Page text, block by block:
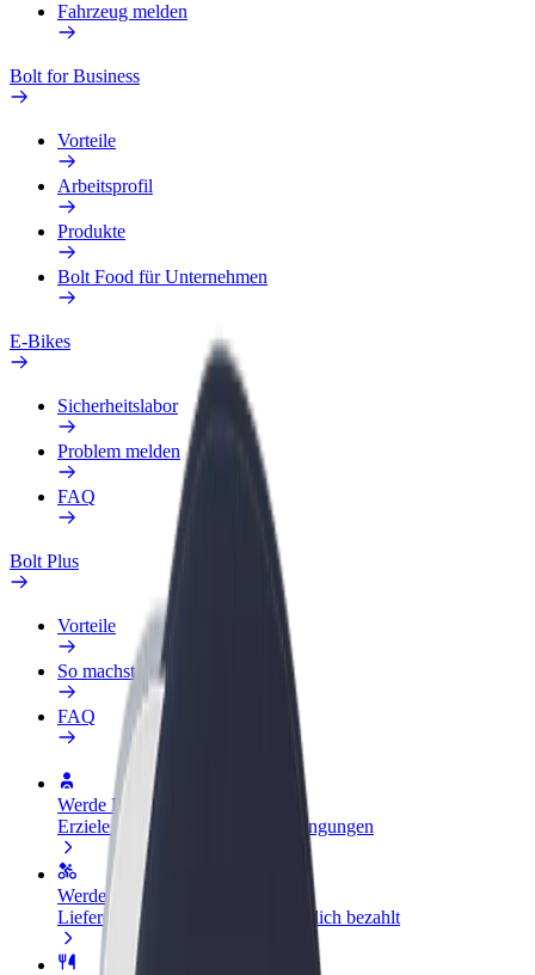
Fahrzeug melden
Bolt for Business
Vorteile
Arbeitsprofil
Produkte
Bolt Food für Unternehmen
E-Bikes
Sicherheitslabor
Problem melden
FAQ
Bolt Plus
Vorteile
So machst du mit
FAQ
Werde Fahrer:in
Erziele Umsatz nach deinen Bedingungen
Werde Kurier
Liefere Essen und werde wöchentlich bezahlt